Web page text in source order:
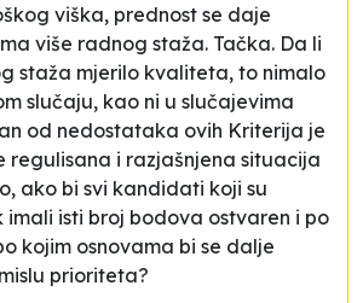
viška, prednost se daje
više radnog staža. Tačka. Da li
staža mjerilo kvaliteta, to nimalo
slučaju, kao ni u slučajevima
od nedostataka ovih Kriterija je
regulisana i razjašnjena situacija
ako bi svi kandidati koji su
imali isti broj bodova ostvaren i po
kojim osnovama bi se dalje
prioriteta?